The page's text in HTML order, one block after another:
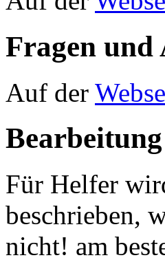
Fragen und
Auf der
Für Helfer
beschrieben,
nicht! am